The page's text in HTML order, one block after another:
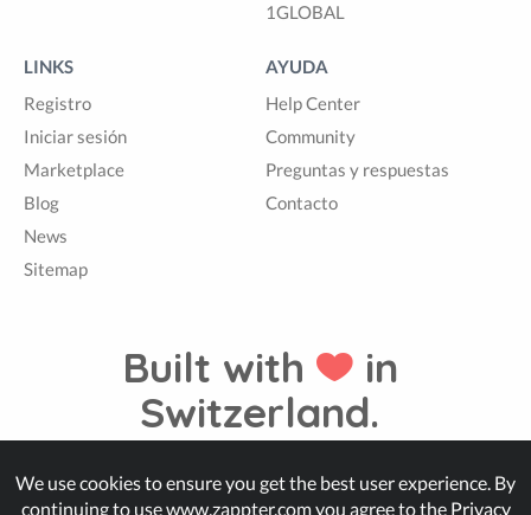
1GLOBAL
LINKS
Registro
Iniciar sesión
Marketplace
Blog
News
Sitemap
AYUDA
Help Center
Community
Preguntas y respuestas
Contacto
Built with
in
Switzerland.
© Zappter
We use cookies to ensure you get the best user experience. By
continuing to use www.zappter.com you agree to the Privacy